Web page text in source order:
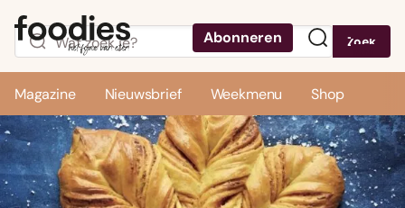
Abonneren Zoek
Magazine Nieuwsbrief Weekmenu Shop